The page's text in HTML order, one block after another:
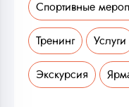
Спортивные
Тренинг Услуги
Экскурсия